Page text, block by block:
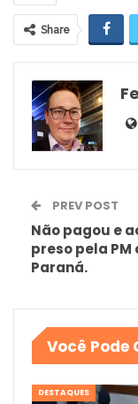
Share
PREV POST
Não pagou e
preso pela PM
Paraná.
Você Pode
DESTAQUES